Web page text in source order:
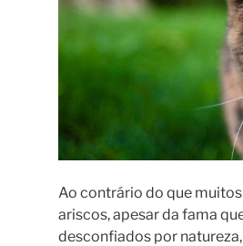
Ao contrário do que
ariscos, apesar da fama
desconfiados por